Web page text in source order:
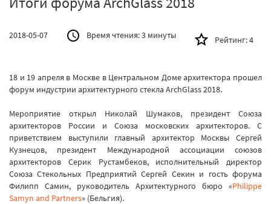
2018-05-07 Время чтения:3 минуты Рейтинг:4
18 и 19 апреля в Москве в Центральном Доме архитектора прошел
форум индустрии архитектурного стекла ArchGlass 2018.
Мероприятие открыл Николай Шумаков, президент Союза
архитекторов России и Союза московских архитекторов. С
приветствием выступили главный архитектор Москвы Сергей
Кузнецов, президент Международной ассоциации союзов
архитекторов Серик Рустамбеков, исполнительный директор
Союза Стекольных Предприятий Сергей Секин и гость форума
Филипп Самин, руководитель Архитектурного бюро «Philippe
Samyn and Partners» (Бельгия).